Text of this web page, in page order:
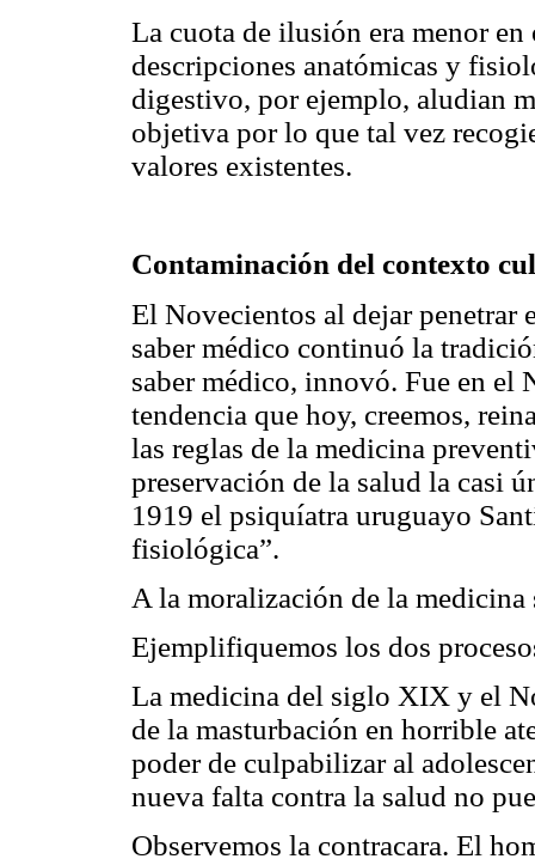
La cuota de ilusión era menor
descripciones anatómicas y
digestivo, por ejemplo, aludian
objetiva por lo que tal vez
valores existentes.
Contaminación del contexto
El Novecientos al dejar penetrar
saber médico continuó la
saber médico, innovó. Fue en el
tendencia que hoy, creemos,
las reglas de la medicina
preservación de la salud la casi
1919 el psiquíatra uruguayo
fisiológica”.
A la moralización de la
Ejemplifiquemos los dos
La medicina del siglo XIX y el
de la masturbación en horrible
poder de culpabilizar al
nueva falta contra la salud no
Observemos la contracara. El